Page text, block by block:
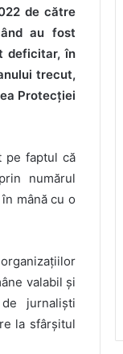
de către
au fost
deficitar, în
trecut,
Protecției
pe faptul că
numărul
mână cu o
valabil și
jurnaliști
la sfârșitul